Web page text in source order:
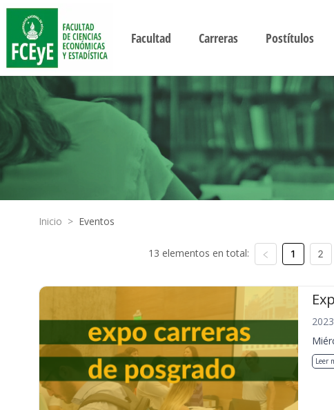
Facultad Carreras Postítulos
Inicio > Eventos
13 elementos en total: 1 2
Leer